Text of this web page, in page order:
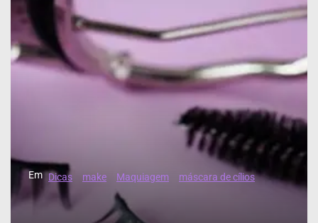
Em Dicas make Maquiagem máscara de cílios